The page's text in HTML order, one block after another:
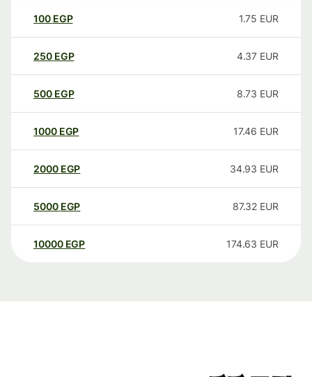
100 EGP 1.75 EUR
250 EGP 4.37 EUR
500 EGP 8.73 EUR
1000 EGP 17.46 EUR
2000 EGP 34.93 EUR
5000 EGP 87.32 EUR
10000 EGP 174.63 EUR